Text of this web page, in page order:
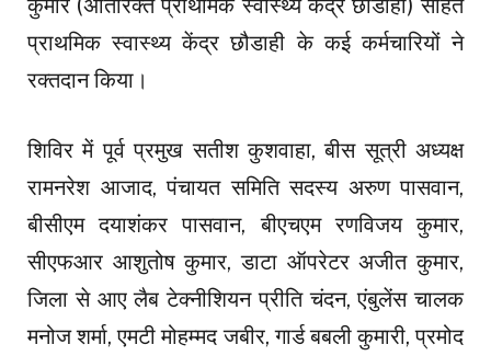
प्राथमिक स्वास्थ्य केंद्र छौडाही के कई कर्मचारियों ने
रक्तदान किया।
शिविर में पूर्व प्रमुख सतीश कुशवाहा, बीस सूत्री अध्यक्ष
रामनरेश आजाद, पंचायत समिति सदस्य अरुण पासवान,
बीसीएम दयाशंकर पासवान, बीएचएम रणविजय कुमार,
सीएफआर आशुतोष कुमार, डाटा ऑपरेटर अजीत कुमार,
जिला से आए लैब टेक्नीशियन प्रीति चंदन, एंबुलेंस चालक
मनोज शर्मा, एमटी मोहम्मद जबीर, गार्ड बबली कुमारी, प्रमोद